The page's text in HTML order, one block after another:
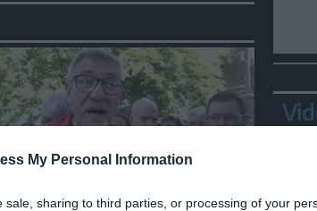
My Personal Information
sale, sharing to third parties, or processing of your